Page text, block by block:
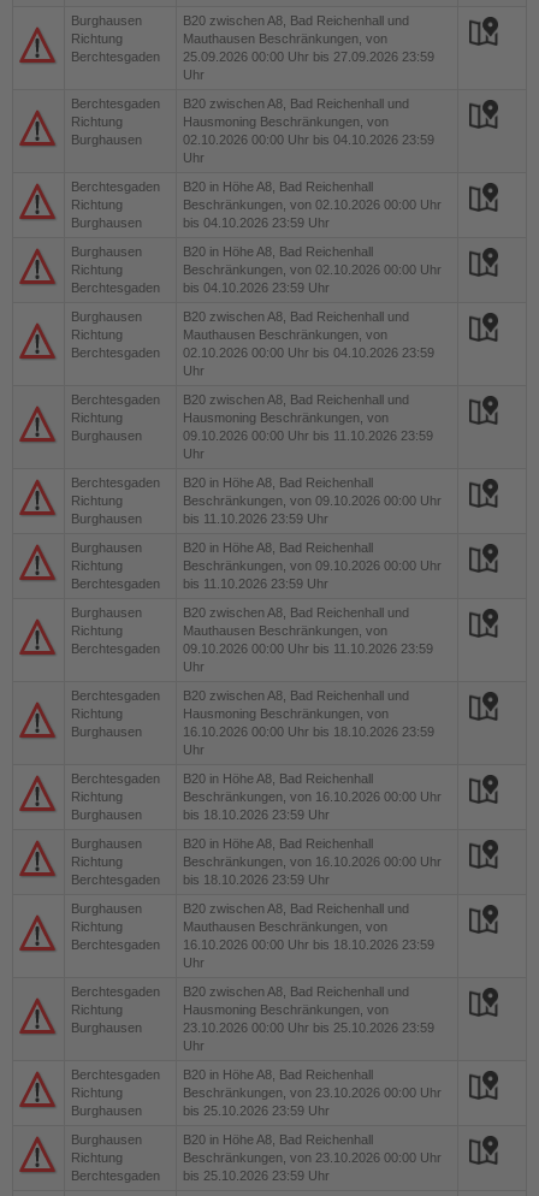
Burghausen
Richtung
Berchtesgaden
B20 zwischen A8, Bad Reichenhall und
Mauthausen Beschränkungen, von
25.09.2026 00:00 Uhr bis 27.09.2026 23:59
Uhr
Berchtesgaden
Richtung
Burghausen
B20 zwischen A8, Bad Reichenhall und
Hausmoning Beschränkungen, von
02.10.2026 00:00 Uhr bis 04.10.2026 23:59
Uhr
Berchtesgaden
Richtung
Burghausen
B20 in Höhe A8, Bad Reichenhall
Beschränkungen, von 02.10.2026 00:00 Uhr
bis 04.10.2026 23:59 Uhr
Burghausen
Richtung
Berchtesgaden
B20 in Höhe A8, Bad Reichenhall
Beschränkungen, von 02.10.2026 00:00 Uhr
bis 04.10.2026 23:59 Uhr
Burghausen
Richtung
Berchtesgaden
B20 zwischen A8, Bad Reichenhall und
Mauthausen Beschränkungen, von
02.10.2026 00:00 Uhr bis 04.10.2026 23:59
Uhr
Berchtesgaden
Richtung
Burghausen
B20 zwischen A8, Bad Reichenhall und
Hausmoning Beschränkungen, von
09.10.2026 00:00 Uhr bis 11.10.2026 23:59
Uhr
Berchtesgaden
Richtung
Burghausen
B20 in Höhe A8, Bad Reichenhall
Beschränkungen, von 09.10.2026 00:00 Uhr
bis 11.10.2026 23:59 Uhr
Burghausen
Richtung
Berchtesgaden
B20 in Höhe A8, Bad Reichenhall
Beschränkungen, von 09.10.2026 00:00 Uhr
bis 11.10.2026 23:59 Uhr
Burghausen
Richtung
Berchtesgaden
B20 zwischen A8, Bad Reichenhall und
Mauthausen Beschränkungen, von
09.10.2026 00:00 Uhr bis 11.10.2026 23:59
Uhr
Berchtesgaden
Richtung
Burghausen
B20 zwischen A8, Bad Reichenhall und
Hausmoning Beschränkungen, von
16.10.2026 00:00 Uhr bis 18.10.2026 23:59
Uhr
Berchtesgaden
Richtung
Burghausen
B20 in Höhe A8, Bad Reichenhall
Beschränkungen, von 16.10.2026 00:00 Uhr
bis 18.10.2026 23:59 Uhr
Burghausen
Richtung
Berchtesgaden
B20 in Höhe A8, Bad Reichenhall
Beschränkungen, von 16.10.2026 00:00 Uhr
bis 18.10.2026 23:59 Uhr
Burghausen
Richtung
Berchtesgaden
B20 zwischen A8, Bad Reichenhall und
Mauthausen Beschränkungen, von
16.10.2026 00:00 Uhr bis 18.10.2026 23:59
Uhr
Berchtesgaden
Richtung
Burghausen
B20 zwischen A8, Bad Reichenhall und
Hausmoning Beschränkungen, von
23.10.2026 00:00 Uhr bis 25.10.2026 23:59
Uhr
Berchtesgaden
Richtung
Burghausen
B20 in Höhe A8, Bad Reichenhall
Beschränkungen, von 23.10.2026 00:00 Uhr
bis 25.10.2026 23:59 Uhr
Burghausen
Richtung
Berchtesgaden
B20 in Höhe A8, Bad Reichenhall
Beschränkungen, von 23.10.2026 00:00 Uhr
bis 25.10.2026 23:59 Uhr